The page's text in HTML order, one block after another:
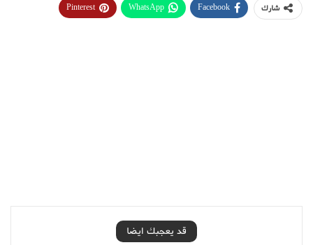
شارك Facebook
WhatsApp
Pinterest
قد يعجبك ايضا